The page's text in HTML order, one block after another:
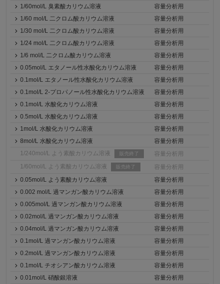
1/60mol/L 臭素酸カリウム溶液
容量分析用
1/60 mol/L 二クロム酸カリウム溶液
容量分析用
1/30 mol/L 二クロム酸カリウム溶液
容量分析用
1/24 mol/L 二クロム酸カリウム溶液
容量分析用
1/6 mol/L 二クロム酸カリウム溶液
容量分析用
0.05mol/L エタノール性水酸化カリウム溶液
容量分析用
0.1mol/L エタノール性水酸化カリウム溶液
容量分析用
0.1mol/L 2-プロパノール性水酸化カリウム溶液
容量分析用
0.1mol/L 水酸化カリウム溶液
容量分析用
0.5mol/L 水酸化カリウム溶液
容量分析用
1mol/L 水酸化カリウム溶液
容量分析用
8mol/L 水酸化カリウム溶液
容量分析用
1/240mol/L よう素酸カリウム溶液
販売終了
容量分析用
1/60mol/L よう素酸カリウム溶液
販売終了
容量分析用
0.05mol/L よう素酸カリウム溶液
容量分析用
0.002 mol/L 過マンガン酸カリウム溶液
容量分析用
0.005mol/L 過マンガン酸カリウム溶液
容量分析用
0.02mol/L 過マンガン酸カリウム溶液
容量分析用
0.04mol/L 過マンガン酸カリウム溶液
容量分析用
0.1mol/L 過マンガン酸カリウム溶液
容量分析用
0.2mol/L 過マンガン酸カリウム溶液
容量分析用
0.1mol/L チオシアン酸カリウム溶液
容量分析用
0.01mol/L 硝酸銀溶液
容量分析用